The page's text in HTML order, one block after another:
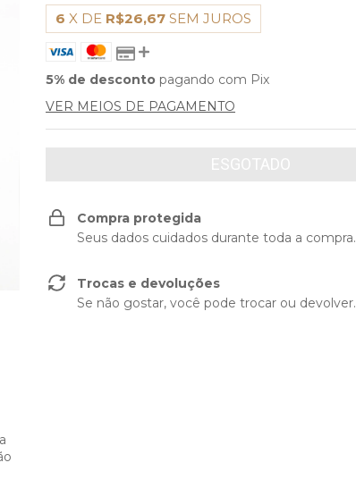
6 X DE R$26,67 SEM JUROS
5% de desconto pagando com Pix
VER MEIOS DE PAGAMENTO
Compra protegida
Seus dados cuidados durante toda a compra.
Trocas e devoluções
Se não gostar, você pode trocar ou devolver.